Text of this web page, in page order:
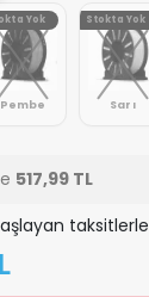
Pembe
Yok
Sarı
Stokta Yok
517,99 TL
taksitlerle